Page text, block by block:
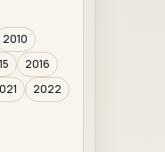
2010
2016
2022